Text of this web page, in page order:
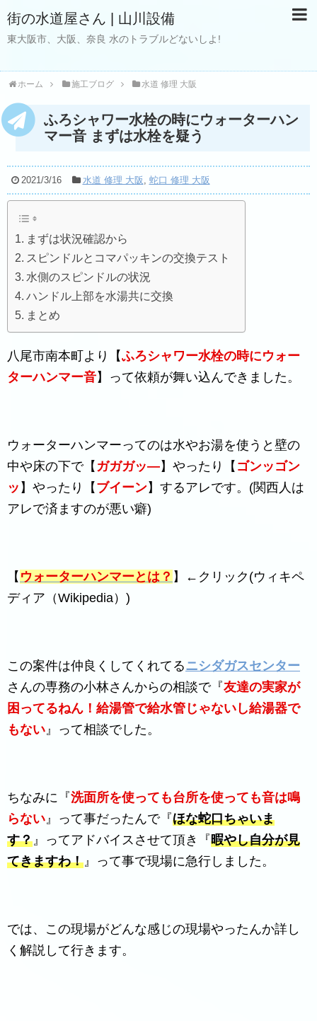
街の水道屋さん | 山川設備
東大阪市、大阪、奈良 水のトラブルどないしよ!
ホーム 施工ブログ 水道 修理 大阪
ふろシャワー水栓の時にウォーターハン
マー音 まずは水栓を疑う
2021/3/16 水道 修理 大阪 , 蛇口 修理 大阪
まずは状況確認から
スピンドルとコマパッキンの交換テスト
水側のスピンドルの状況
ハンドル上部を水湯共に交換
まとめ
八尾市南本町より【ふろシャワー水栓の時にウォー
ターハンマー音】って依頼が舞い込んできました。
ウォーターハンマーってのは水やお湯を使うと壁の
中や床の下で【 ガガガッ―】やったり【 ゴンッゴン
ッ 】やったり【 ブイーン】するアレです。(関西人は
アレで済ますのが悪い癖)
【 ウォーターハンマーとは？ 】←クリック(ウィキペ
ディア（Wikipedia）)
この案件は仲良くしてくれてるニシダガスセンター
さんの専務の小林さんからの相談で『友達の実家が
困ってるねん！給湯管で給水管じゃないし給湯器で
もない』って相談でした。
ちなみに『洗面所を使っても台所を使っても音は鳴
らない』って事だったんで『ほな蛇口ちゃいま
す？』ってアドバイスさせて頂き『暇やし自分が見
てきますわ！』って事で現場に急行しました。
では、この現場がどんな感じの現場やったんか詳し
く解説して行きます。